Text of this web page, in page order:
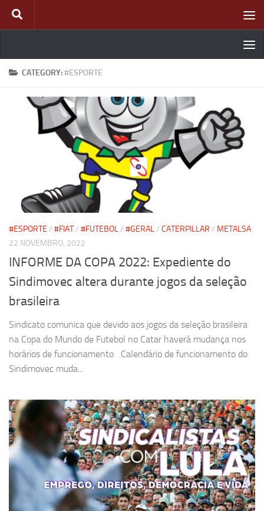
Skip to content
CATEGORY:#ESPORTE
#ESPORTE / #FIAT/ #FUTEBOL/ #GERAL/ CATERPILLAR / METALSA
22 NOVEMBRO, 2022
INFORME DA COPA 2022: Expediente do
Sindimovec altera durante jogos da seleção
brasileira
Sindicato comunica que devido aos jogos da seleção brasileira
na Copa do Mundo de Futebol no Catar haverá mudança nos
horários de funcionamento Calendário de funcionamento do
Sindimovec muda...